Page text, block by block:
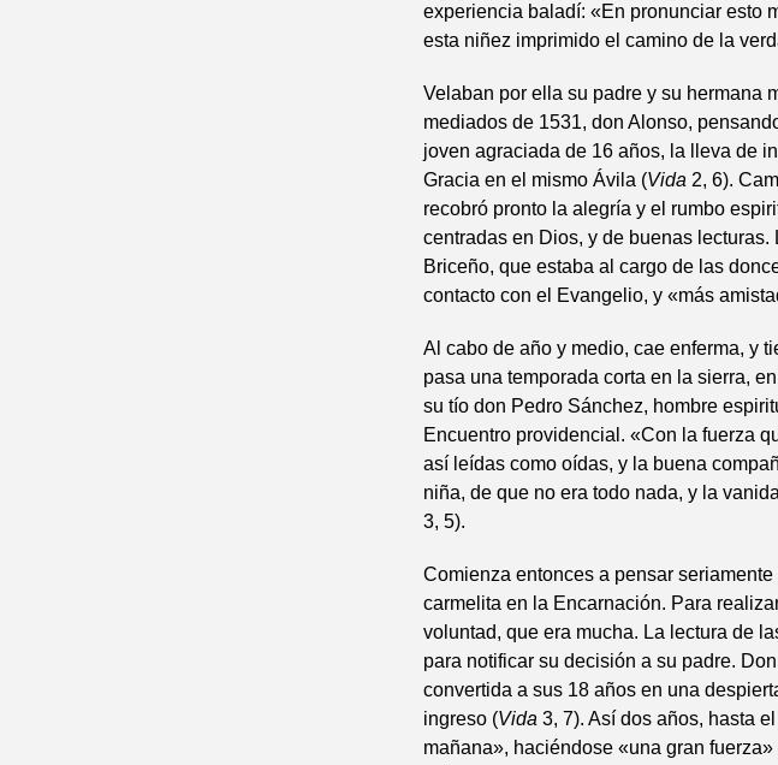
experiencia baladí: «En pronunciar esto
esta niñez imprimido el camino de la
Velaban por ella su padre y su hermana
mediados de 1531, don Alonso,
joven agraciada de 16 años, la lleva de
Gracia en el mismo Ávila (Vida 2, 6).
recobró pronto la alegría y el rumbo
centradas en Dios, y de buenas
Briceño, que estaba al cargo de las
contacto con el Evangelio, y «más
Al cabo de año y medio, cae enferma, y
pasa una temporada corta en la sierra,
su tío don Pedro Sánchez, hombre
Encuentro providencial. «Con la fuerza
así leídas como oídas, y la buena
niña, de que no era todo nada, y la
3, 5).
Comienza entonces a pensar
carmelita en la Encarnación. Para
voluntad, que era mucha. La lectura de
para notificar su decisión a su padre.
convertida a sus 18 años en una
ingreso (Vida 3, 7). Así dos años, hasta
mañana», haciéndose «una gran